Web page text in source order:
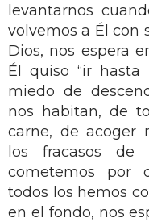
levantarnos
volvemos a Él con
Dios, nos espera
Él quiso “ir
miedo de
nos habitan, de
carne, de acoger
los fracasos
cometemos por
todos los hemos
en el fondo, nos